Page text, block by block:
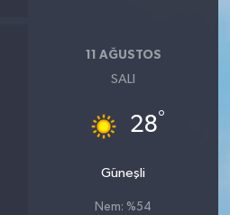
11 AĞUSTOS
SALI
28°
Güneşli
Nem: %54